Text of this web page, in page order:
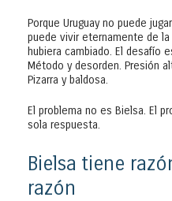
Porque Uruguay no puede
puede vivir eternamente de
hubiera cambiado. El desafío
Método y desorden. Presión
Pizarra y baldosa.
El problema no es Bielsa. El
sola respuesta.
Bielsa tiene
razón